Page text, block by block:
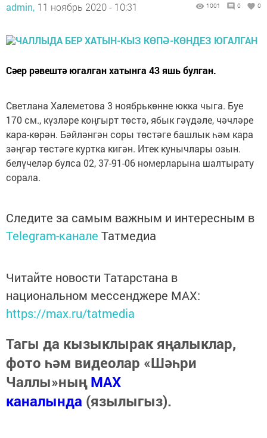
admin, 11 ноябрь 2020 - 10:31 1001 0 0
Сәер рәвештә югалган хатынга 43 яшь булган.
Светлана Халеметова 3 ноябрькөнне юкка чыга. Буе
170 см., күзләре коңгырт төстә, ябык гәүдәле, чәчләре
кара-көрән. Бәйләнгән соры төстәге башлык һәм кара
зәңгәр төстәге куртка кигән. Итек кунычлары озын.
белүчеләр булса 02, 37-91-06 номерларына шалтырату
сорала.
Следите за самым важным и интересным в
Telegram-канале Татмедиа
Читайте новости Татарстана в
национальном мессенджере MАХ:
https://max.ru/tatmedia
Тагы да кызыклырак яңалыклар,
фото һәм видеолар «Шәһри
Чаллы»ныңMAX
каналында (язылыгыз).